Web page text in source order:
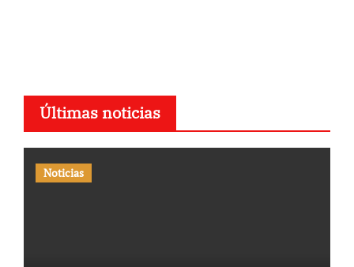
Últimas noticias
Noticias